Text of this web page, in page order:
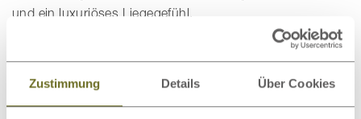
Zustimmung Details Über Cookies
und ein luxuriöses Liegegefühl.
Diese Kombination aus Stützkraft im Kern und Weichheit
an der Oberfläche macht das 3-Kammer-Daunenkissen
zur idealen Wahl für alle, die sowohl Stabilität als auch